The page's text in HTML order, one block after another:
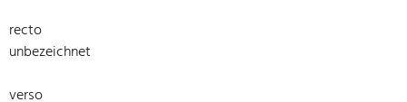
recto
unbezeichnet
verso